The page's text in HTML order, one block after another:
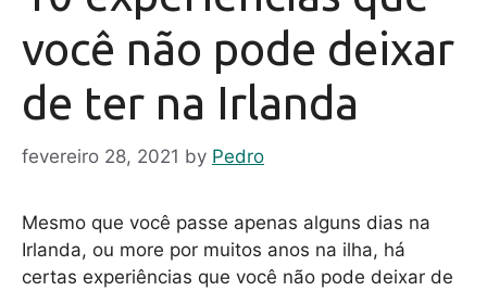
você não pode deixar
de ter na Irlanda
fevereiro 28, 2021 by Pedro
Mesmo que você passe apenas alguns dias na
Irlanda, ou more por muitos anos na ilha, há
certas experiências que você não pode deixar de